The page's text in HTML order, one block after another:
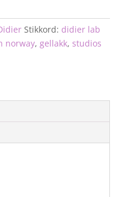
Stikkord: didier lab
norway, gellakk, studios